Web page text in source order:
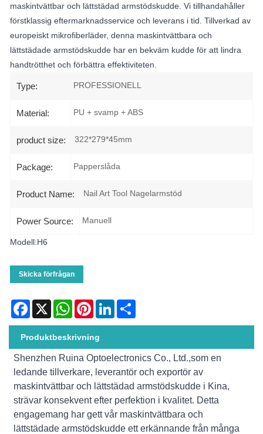
maskintvättbar och lättstädad armstödskudde. Vi tillhandahåller
förstklassig eftermarknadsservice och leverans i tid. Tillverkad av
europeiskt mikrofiberläder, denna maskintvättbara och
lättstädade armstödskudde har en bekväm kudde för att lindra
handtrötthet och förbättra effektiviteten.
Type: PROFESSIONELL
Material: PU + svamp + ABS
product size: 322*279*45mm
Package: Papperslåda
Product Name: Nail Art Tool Nagelarmstöd
Power Source: Manuell
Modell:H6
Skicka förfrågan
Facebook
X WhatsAppPinterestLinkedIn
Produktbeskrivning
Shenzhen Ruina Optoelectronics Co., Ltd.,som en
ledande tillverkare, leverantör och exportör av
maskintvättbar och lättstädad armstödskudde i Kina,
strävar konsekvent efter perfektion i kvalitet. Detta
engagemang har gett vår maskintvättbara och
lättstädade armstödskudde ett erkännande från många